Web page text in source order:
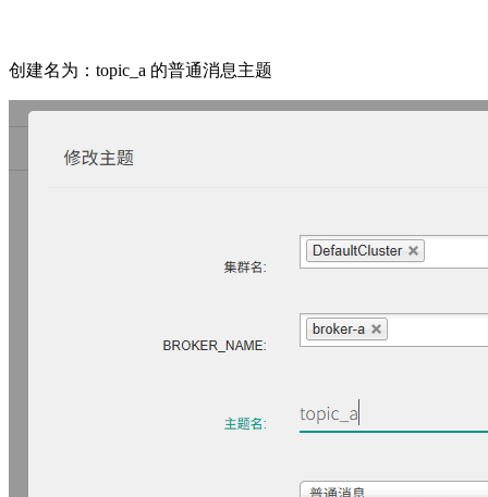
创建名为：topic_a 的普通消息主题